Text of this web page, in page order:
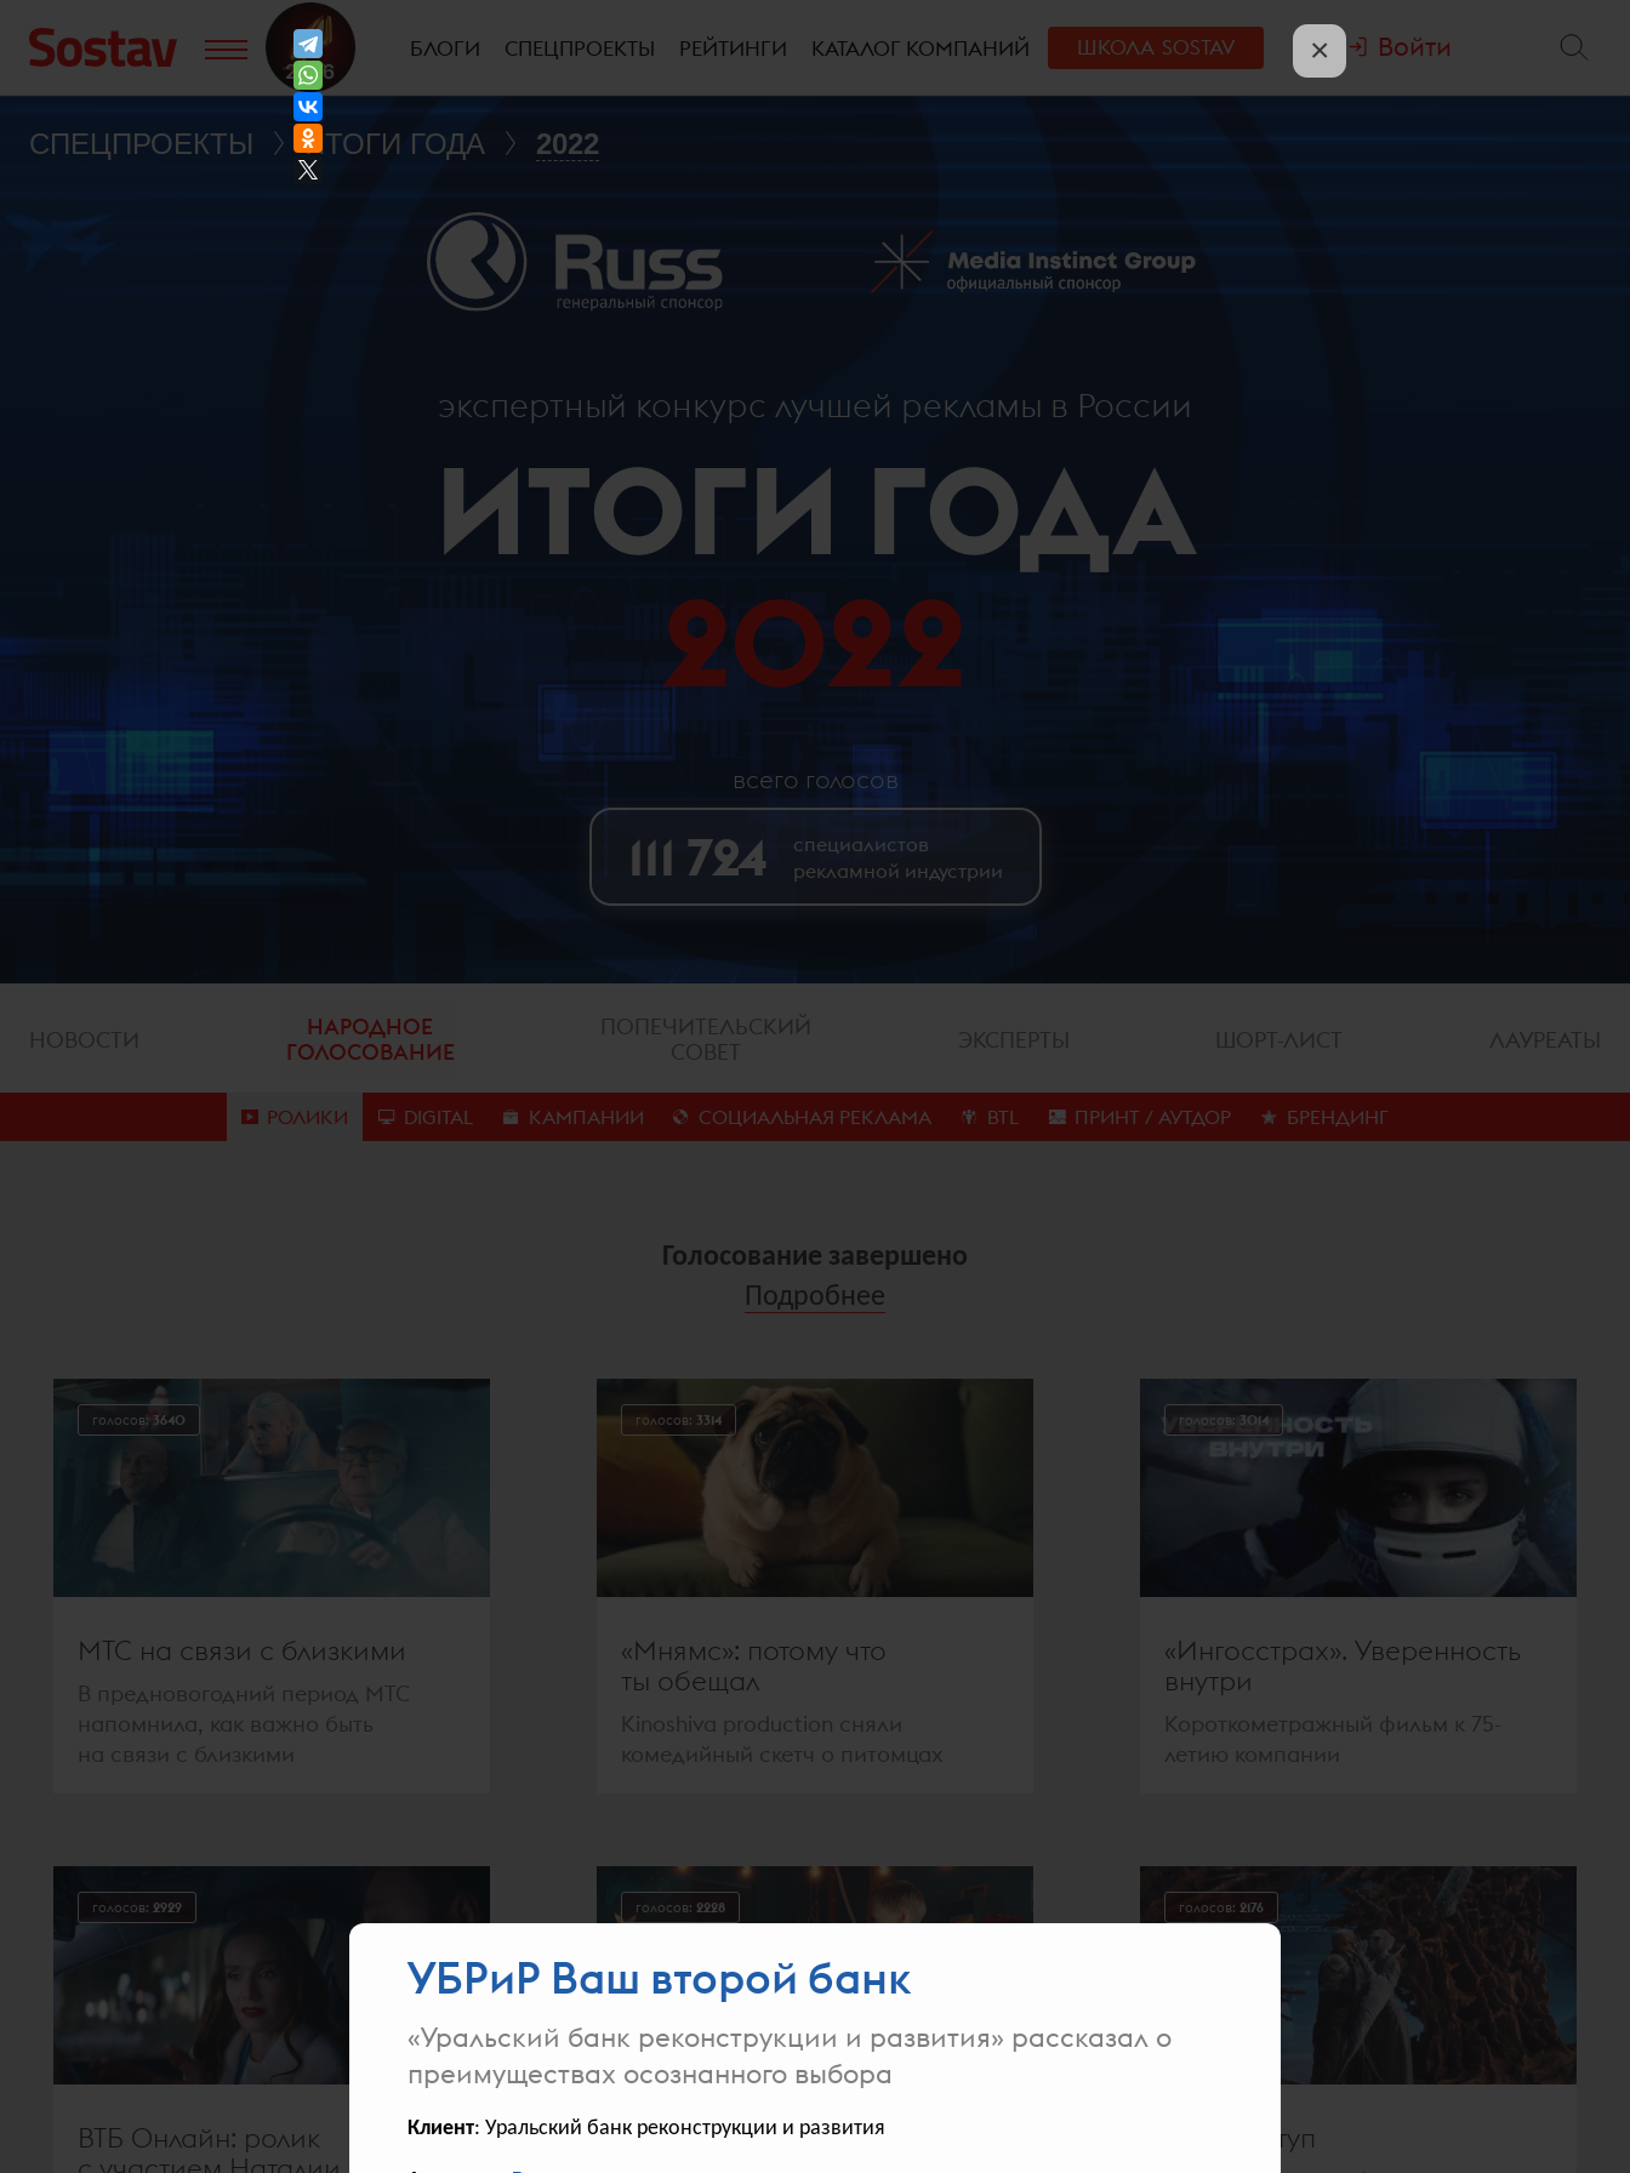
БЛОГИ СПЕЦПРОЕКТЫ РЕЙТИНГИ КАТАЛОГ КОМПАНИЙ ШКОЛА SOSTAV Войти
УБРиР Ваш второй банк
«Уральский банк реконструкции и развития» рассказал о
преимуществах осознанного выбора
Клиент: Уральский банк реконструкции и развития
×
СПЕЦПРОЕКТЫ ИТОГИ ГОДА 2022
экспертный конкурс лучшей рекламы в России
ИТОГИ ГОДА
2022
всего голосов
111 724
специалистов
рекламной индустрии
НОВОСТИ
НАРОДНОЕ
ГОЛОСОВАНИЕ
ПОПЕЧИТЕЛЬСКИЙ
СОВЕТ
ЭКСПЕРТЫ ШОРТ-ЛИСТ ЛАУРЕАТЫ
РОЛИКИ DIGITAL КАМПАНИИ СОЦИАЛЬНАЯ РЕКЛАМА BTL ПРИНТ / АУТДОР БРЕНДИНГ
Голосование завершено
Подробнее
голосов: 3640
МТС на связи с близкими
В предновогодний период МТС
напомнила, как важно быть
на связи с близкими
голосов: 3314
«Мнямс»: потому что
ты обещал
Kinoshiva production сняли
комедийный скетч о питомцах
голосов: 3014
«Ингосстрах». Уверенность
внутри
Короткометражный фильм к 75-
летию компании
голосов: 2929
ВТБ Онлайн: ролик
голосов: 2228
Медведь из детства пришёл
голосов: 2176
МТС Доступ